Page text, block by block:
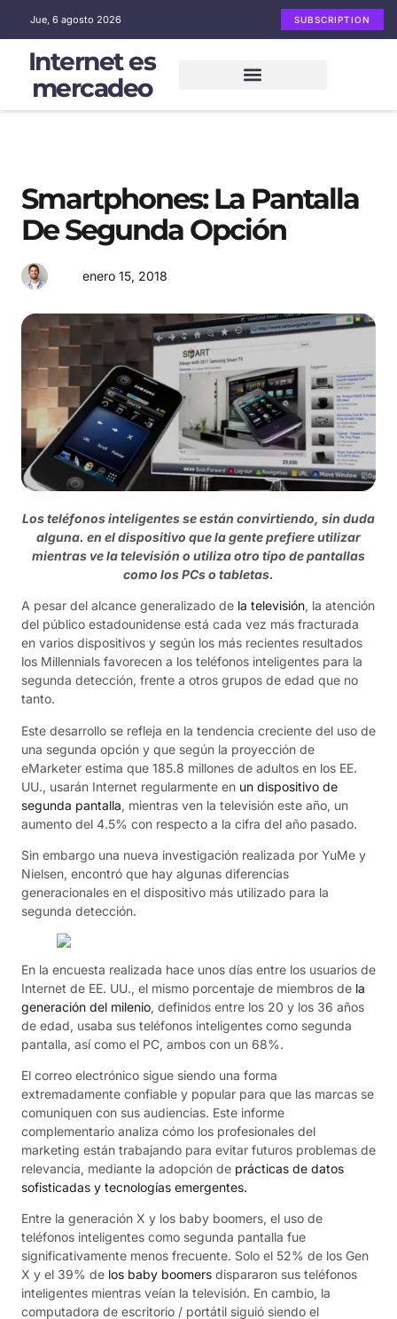
Jue, 6 agosto 2026 SUBSCRIPTION
Internet es
mercadeo
Smartphones: La Pantalla
De Segunda Opción
enero 15, 2018
Los teléfonos inteligentes se están convirtiendo, sin duda
alguna. en el dispositivo que la gente prefiere utilizar
mientras ve la televisión o utiliza otro tipo de pantallas
como los PCs o tabletas.
A pesar del alcance generalizado de la televisión, la atención
del público estadounidense está cada vez más fracturada
en varios dispositivos y según los más recientes resultados
los Millennials favorecen a los teléfonos inteligentes para la
segunda detección, frente a otros grupos de edad que no
tanto.
Este desarrollo se refleja en la tendencia creciente del uso de
una segunda opción y que según la proyección de
eMarketer estima que 185.8 millones de adultos en los EE.
UU., usarán Internet regularmente en un dispositivo de
segunda pantalla, mientras ven la televisión este año, un
aumento del 4.5% con respecto a la cifra del año pasado.
Sin embargo una nueva investigación realizada por YuMe y
Nielsen, encontró que hay algunas diferencias
generacionales en el dispositivo más utilizado para la
segunda detección.
En la encuesta realizada hace unos días entre los usuarios de
Internet de EE. UU., el mismo porcentaje de miembros de la
generación del milenio, definidos entre los 20 y los 36 años
de edad, usaba sus teléfonos inteligentes como segunda
pantalla, así como el PC, ambos con un 68%.
El correo electrónico sigue siendo una forma
extremadamente confiable y popular para que las marcas se
comuniquen con sus audiencias. Este informe
complementario analiza cómo los profesionales del
marketing están trabajando para evitar futuros problemas de
relevancia, mediante la adopción de prácticas de datos
sofisticadas y tecnologías emergentes.
Entre la generación X y los baby boomers, el uso de
teléfonos inteligentes como segunda pantalla fue
significativamente menos frecuente. Solo el 52% de los Gen
X y el 39% de los baby boomers dispararon sus teléfonos
inteligentes mientras veían la televisión. En cambio, la
computadora de escritorio / portátil siguió siendo el